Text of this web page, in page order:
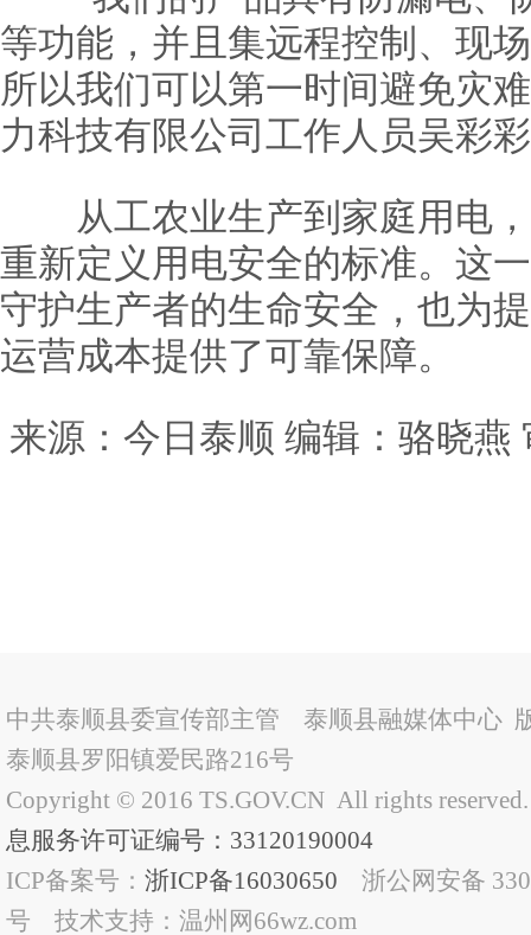
等功能，并且集远程控制、现
所以我们可以第一时间避免灾
力科技有限公司工作人员吴彩
从工农业生产到家庭用电，
重新定义用电安全的标准。这
守护生产者的生命安全，也为
运营成本提供了可靠保障。
来源：今日泰顺 编辑：骆晓燕
中共泰顺县委宣传部主管 泰顺县融媒体中心
泰顺县罗阳镇爱民路216号
Copyright © 2016 TS.GOV.CN All rights
息服务许可证编号：33120190004
ICP备案号： 浙ICP备16030650 浙公网安备
号 技术支持：温州网66wz.com